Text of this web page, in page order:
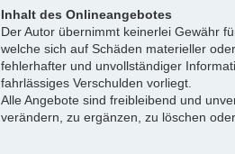
Inhalt des Onlineangebotes
Der Autor übernimmt keinerlei Gewähr
welche sich auf Schäden materieller
fehlerhafter und unvollständiger
fahrlässiges Verschulden vorliegt.
Alle Angebote sind freibleibend und
verändern, zu ergänzen, zu löschen